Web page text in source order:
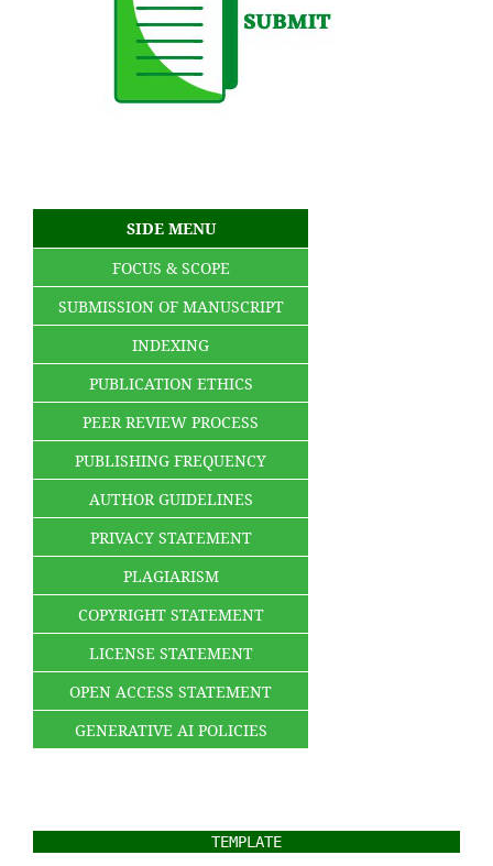
SIDE MENU
FOCUS & SCOPE
SUBMISSION OF MANUSCRIPT
INDEXING
PUBLICATION ETHICS
PEER REVIEW PROCESS
PUBLISHING FREQUENCY
AUTHOR GUIDELINES
PRIVACY STATEMENT
PLAGIARISM
COPYRIGHT STATEMENT
LICENSE STATEMENT
OPEN ACCESS STATEMENT
GENERATIVE AI POLICIES
TEMPLATE